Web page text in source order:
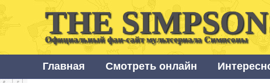
THE
Официальный фан-сайт мультсериала Симпсоны
Главная Смотреть онлайн